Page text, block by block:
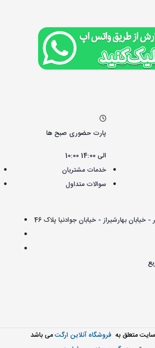
پارت حضوری صبح ها
10:00 الی 14:00
خدمات مشتریان
سوالات متداول
بهارشیراز - خیابان جوادنیا پلاک 46
متعلق به فروشگاه آنلاین ارگتمی باشد